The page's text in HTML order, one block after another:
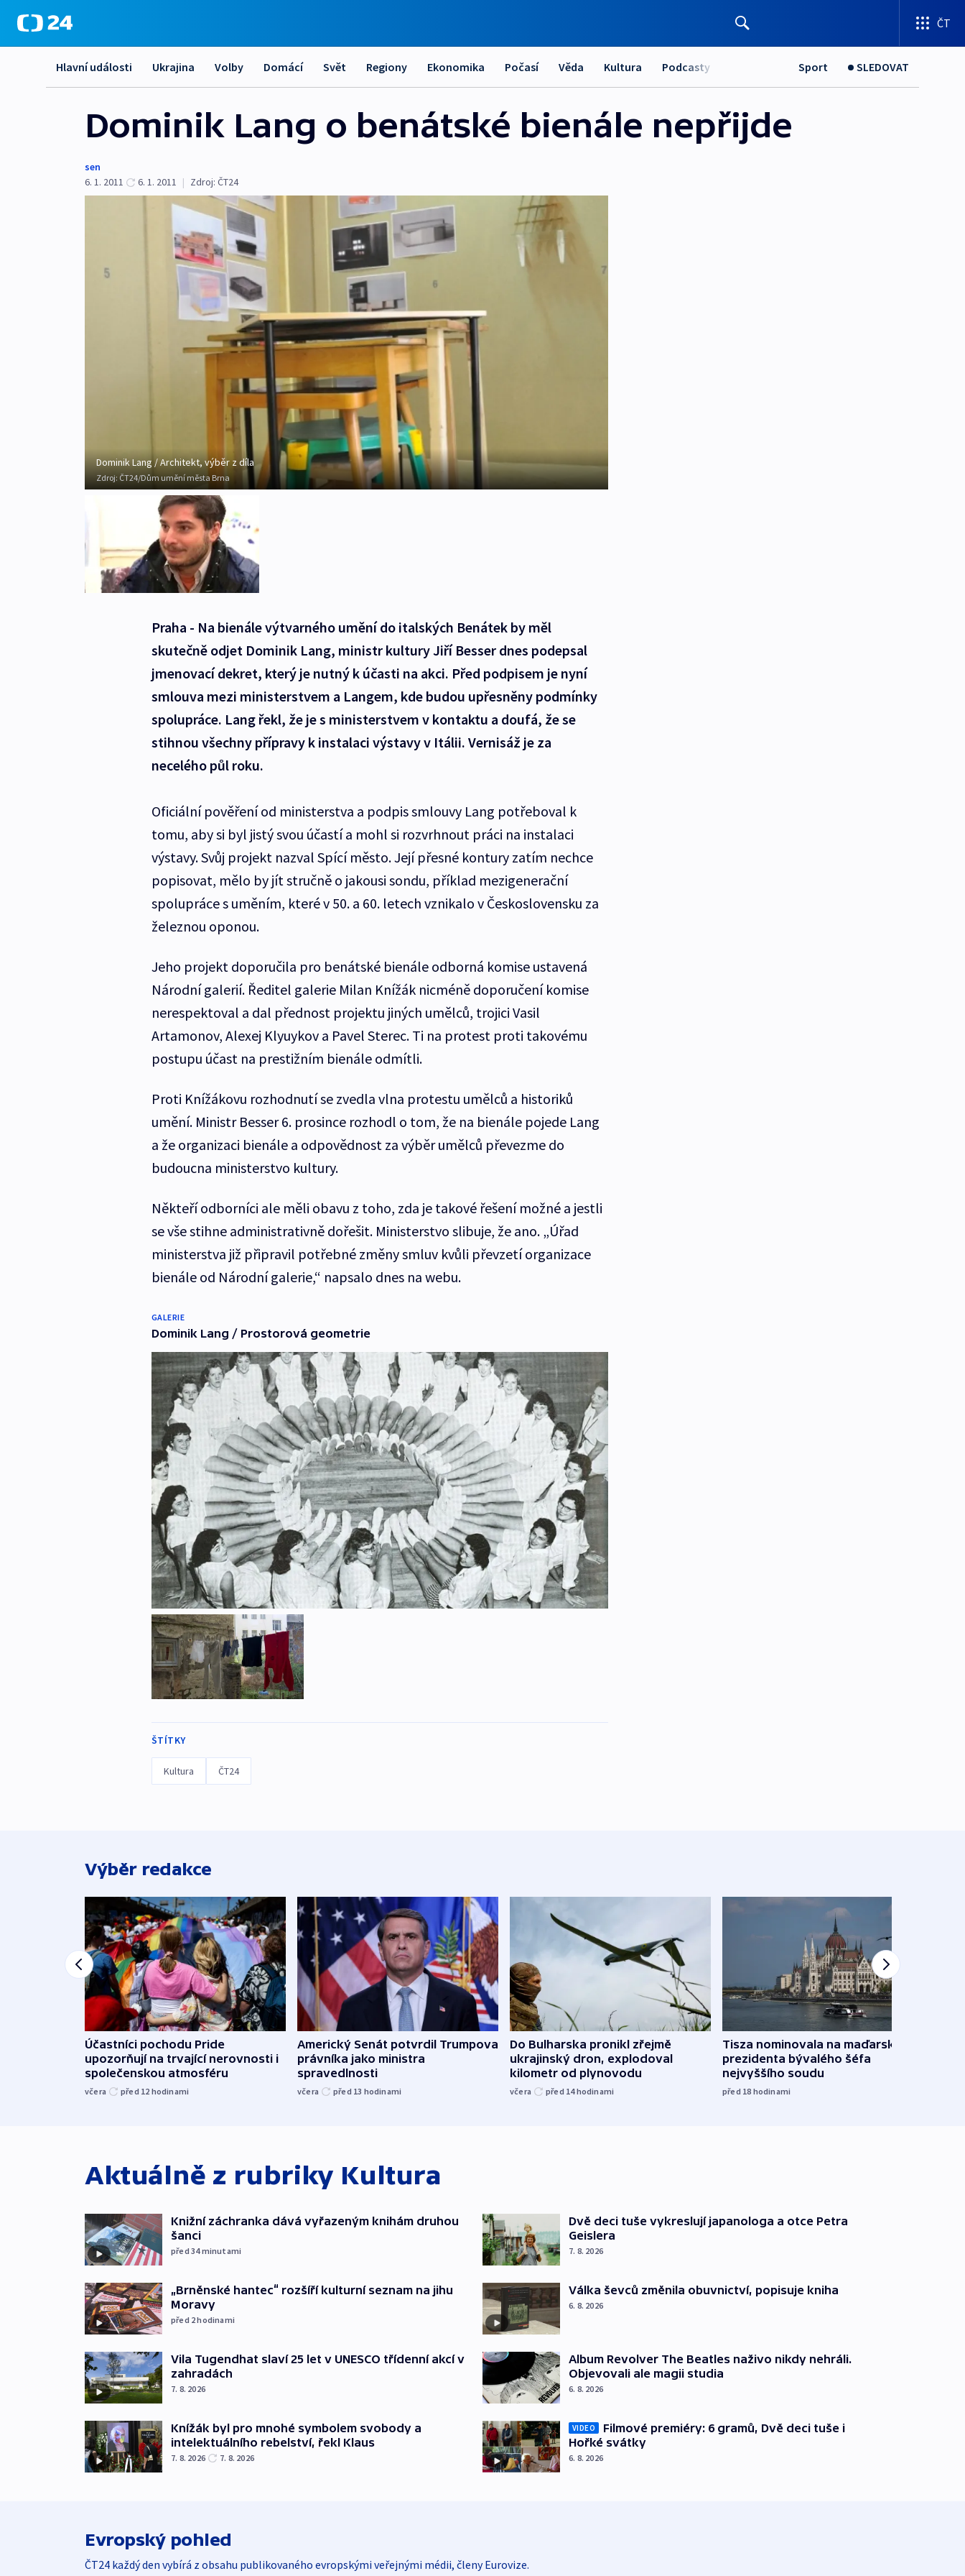
ČT
Hlavní události Ukrajina Volby Domácí Svět Regiony Ekonomika Počasí Věda Kultura Podcasty Sport SLEDOVAT
Dominik Lang o benátské bienále nepřijde
sen
6. 1. 2011
6. 1. 2011 | Zdroj: ČT24
Dominik Lang / Architekt, výběr z díla
Zdroj: ČT24/Dům umění města Brna
Praha - Na bienále výtvarného umění do italských Benátek by měl
skutečně odjet Dominik Lang, ministr kultury Jiří Besser dnes podepsal
jmenovací dekret, který je nutný k účasti na akci. Před podpisem je nyní
smlouva mezi ministerstvem a Langem, kde budou upřesněny podmínky
spolupráce. Lang řekl, že je s ministerstvem v kontaktu a doufá, že se
stihnou všechny přípravy k instalaci výstavy v Itálii. Vernisáž je za
necelého půl roku.
Oficiální pověření od ministerstva a podpis smlouvy Lang potřeboval k
tomu, aby si byl jistý svou účastí a mohl si rozvrhnout práci na instalaci
výstavy. Svůj projekt nazval Spící město. Její přesné kontury zatím nechce
popisovat, mělo by jít stručně o jakousi sondu, příklad mezigenerační
spolupráce s uměním, které v 50. a 60. letech vznikalo v Československu za
železnou oponou.
Jeho projekt doporučila pro benátské bienále odborná komise ustavená
Národní galerií. Ředitel galerie Milan Knížák nicméně doporučení komise
nerespektoval a dal přednost projektu jiných umělců, trojici Vasil
Artamonov, Alexej Klyuykov a Pavel Sterec. Ti na protest proti takovému
postupu účast na prestižním bienále odmítli.
Proti Knížákovu rozhodnutí se zvedla vlna protestu umělců a historiků
umění. Ministr Besser 6. prosince rozhodl o tom, že na bienále pojede Lang
a že organizaci bienále a odpovědnost za výběr umělců převezme do
budoucna ministerstvo kultury.
Někteří odborníci ale měli obavu z toho, zda je takové řešení možné a jestli
se vše stihne administrativně dořešit. Ministerstvo slibuje, že ano. „Úřad
ministerstva již připravil potřebné změny smluv kvůli převzetí organizace
bienále od Národní galerie,“ napsalo dnes na webu.
GALERIE
Dominik Lang / Prostorová geometrie
ŠTÍTKY
Kultura ČT24
Výběr redakce
Účastníci pochodu Pride
upozorňují na trvající nerovnosti i
společenskou atmosféru
včera před 12 hodinami
Americký Senát potvrdil Trumpova
právníka jako ministra
spravedlnosti
včera před 13 hodinami
Do Bulharska pronikl zřejmě
ukrajinský dron, explodoval
kilometr od plynovodu
včera před 14hodinami
Tisza nominovala na maďarského
prezidenta bývalého šéfa
nejvyššího soudu
před 18 hodinami
Aktuálně z rubriky Kultura
Knižní záchranka dává vyřazeným knihám druhou
šanci
před 34minutami
„Brněnské hantec“ rozšíří kulturní seznam na jihu
Moravy
před 2hodinami
Vila Tugendhat slaví 25 let v UNESCO třídenní akcí v
zahradách
7. 8. 2026
Knížák byl pro mnohé symbolem svobody a
intelektuálního rebelství, řekl Klaus
7. 8. 2026 7. 8. 2026
Dvě deci tuše vykreslují japanologa a otce Petra
Geislera
7. 8. 2026
Válka ševců změnila obuvnictví, popisuje kniha
6. 8. 2026
Album Revolver The Beatles naživo nikdy nehráli.
Objevovali ale magii studia
6. 8. 2026
VIDEO
Filmové premiéry: 6 gramů, Dvě deci tuše i
Hořké svátky
6. 8. 2026
Evropský pohled
ČT24 každý den vybírá z obsahu publikovaného evropskými veřejnými médii, členy Eurovize.